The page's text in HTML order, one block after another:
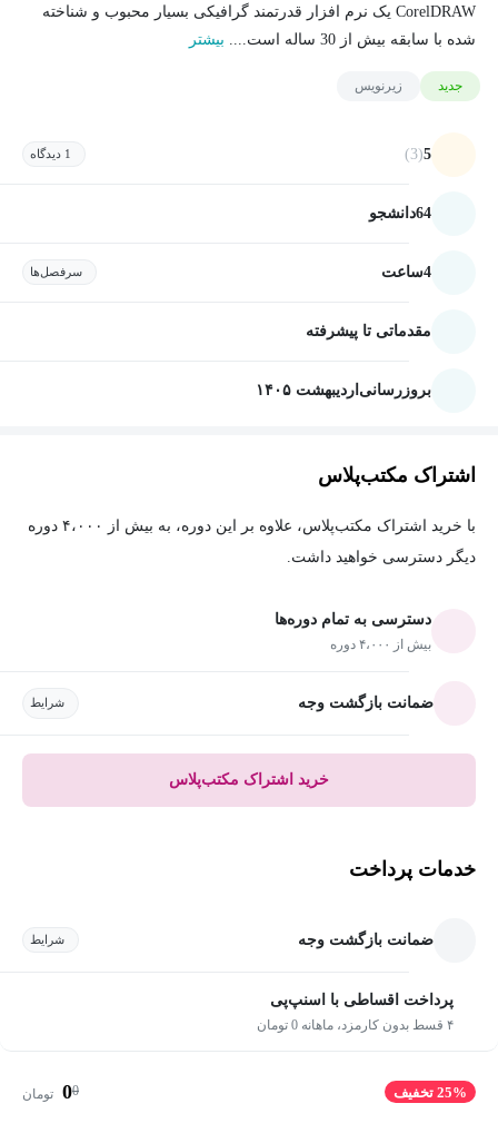
CorelDRAW یک نرم افزار قدرتمند گرافیکی بسیار محبوب و شناخته
شده با سابقه بیش از 30 ساله است....
بیشتر
جدید زیرنویس
5
(3) 1 دیدگاه
64دانشجو
4ساعت سرفصل‌ها
مقدماتی تا پیشرفته
بروزرسانی اردیبهشت ۱۴۰۵
اشتراک مکتب‌پلاس
با خرید اشتراک مکتب‌پلاس، علاوه بر این دوره، به بیش از ۴،۰۰۰ دوره
دیگر دسترسی خواهید داشت.
دسترسی به تمام دوره‌ها
بیش از ۴،۰۰۰ دوره
ضمانت بازگشت وجه شرایط
خرید اشتراک مکتب‌پلاس
خدمات پرداخت
ضمانت بازگشت وجه شرایط
پرداخت اقساطی با اسنپ‌پی
۴ قسط بدون کارمزد، ماهانه 0 تومان
25% تخفیف 0
0 تومان